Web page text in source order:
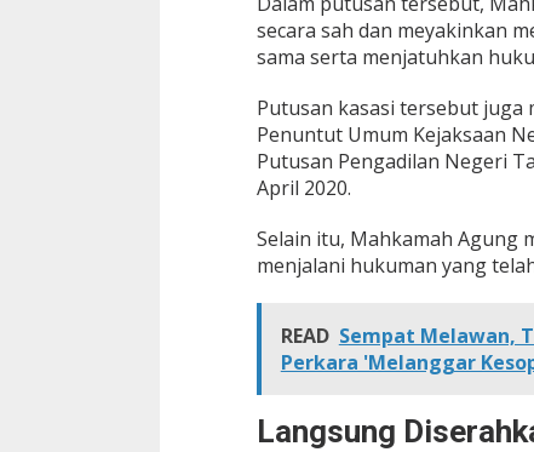
a
secara sah dan meyakinkan
sama serta menjatuhkan
Putusan kasasi tersebut juga
Penuntut Umum Kejaksaan
Putusan Pengadilan Negeri
April 2020.
Selain itu, Mahkamah Agung
menjalani hukuman yang
READ Sempat Melawan,
Perkara 'Melanggar
Langsung